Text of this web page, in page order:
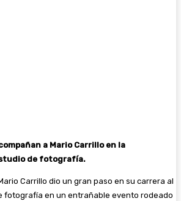
a Mario Carrillo en la
de fotografía.
Carrillo dio un gran paso en su carrera al
fotografía en un entrañable evento rodeado